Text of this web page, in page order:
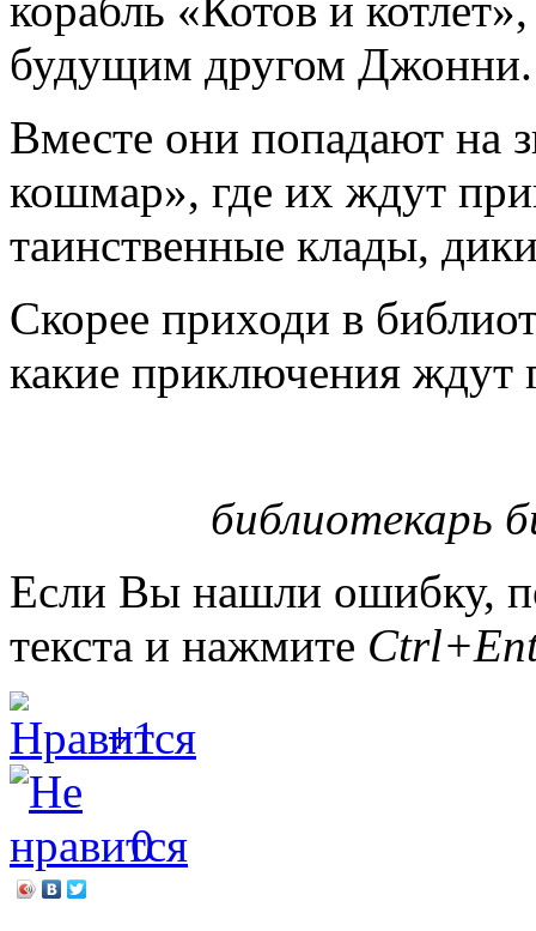
корабль «Котов и
будущим другом Джонни.
Вместе они попадают на
кошмар», где их ждут
таинственные клады,
Скорее приходи в
какие приключения ждут
библиотекарь
Если Вы нашли ошибку,
текста и нажмите
+1
0